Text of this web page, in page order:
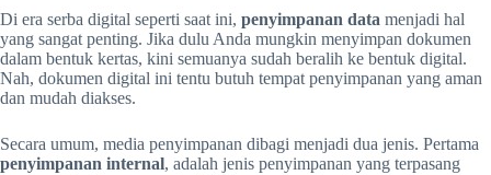
Di era serba digital seperti saat ini, penyimpanan data menjadi hal
yang sangat penting. Jika dulu Anda mungkin menyimpan dokumen
dalam bentuk kertas, kini semuanya sudah beralih ke bentuk digital.
Nah, dokumen digital ini tentu butuh tempat penyimpanan yang aman
dan mudah diakses.
Secara umum, media penyimpanan dibagi menjadi dua jenis. Pertama
penyimpanan internal, adalah jenis penyimpanan yang terpasang